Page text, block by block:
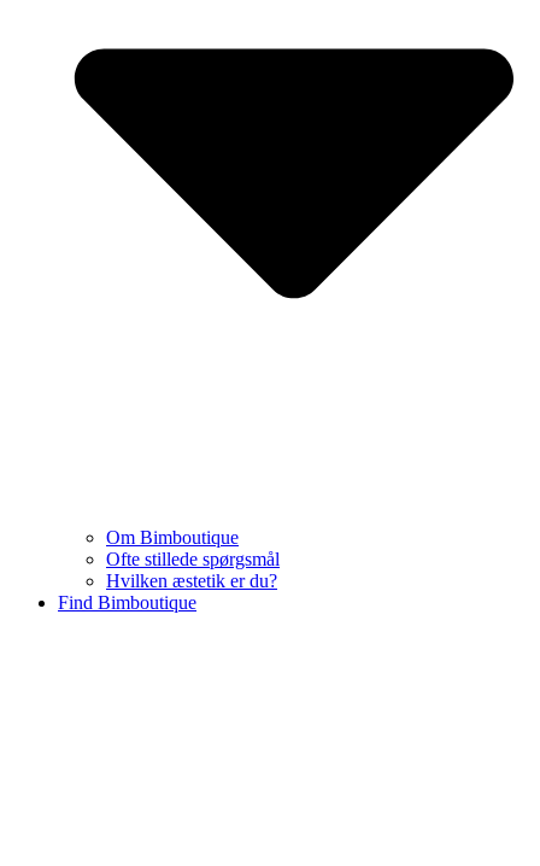
Om Bimboutique
Ofte stillede spørgsmål
Hvilken æstetik er du?
Find Bimboutique